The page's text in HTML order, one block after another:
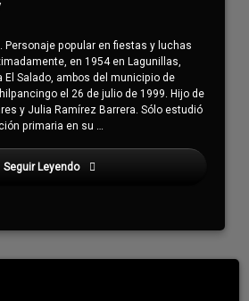
Personaje popular en fiestas y luchas
en 1954 en Lagunillas,
Salado, ambos del municipio de
el 26 de julio de 1999. Hijo de
y Julia Ramírez Barrera. Sólo estudió
primaria en su …
Seguir Leyendo Iguana Verde